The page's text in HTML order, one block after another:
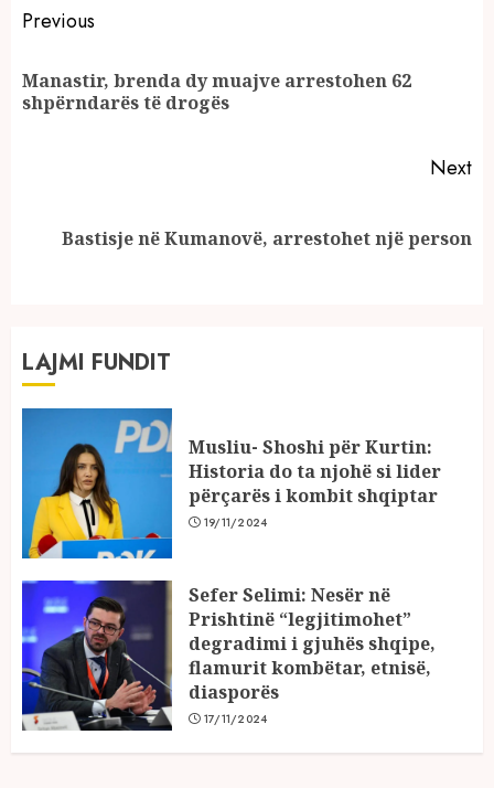
Continue
Reading
Previous
Manastir, brenda dy muajve arrestohen 62
shpërndarës të drogës
Next
NextBastisje në Kumanovë, arrestohet një person
LAJMI FUNDIT
Musliu- Shoshi për Kurtin:
Historia do ta njohë si lider
përçarës i kombit shqiptar
19/11/2024
Sefer Selimi: Nesër në
Prishtinë “legjitimohet”
degradimi i gjuhës shqipe,
flamurit kombëtar, etnisë,
diasporës
17/11/2024